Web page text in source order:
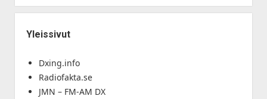
Yleissivut
Dxing.info
Radiofakta.se
JMN – FM-AM DX